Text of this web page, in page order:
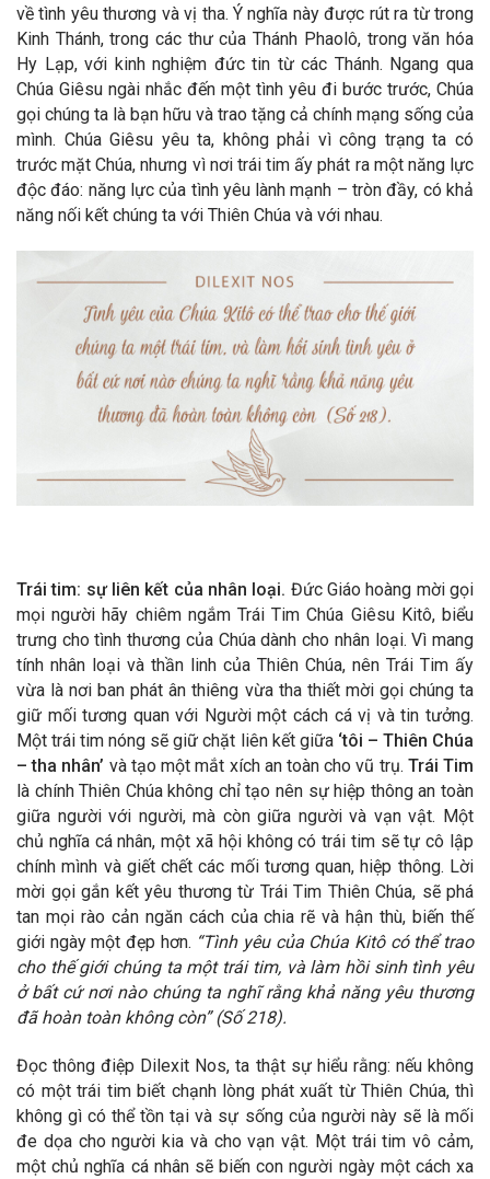
về tình yêu thương và vị tha. Ý nghĩa này được rút ra từ trong
Kinh Thánh, trong các thư của Thánh Phaolô, trong văn hóa
Hy Lạp, với kinh nghiệm đức tin từ các Thánh. Ngang qua
Chúa Giêsu ngài nhắc đến một tình yêu đi bước trước, Chúa
gọi chúng ta là bạn hữu và trao tặng cả chính mạng sống của
mình. Chúa Giêsu yêu ta, không phải vì công trạng ta có
trước mặt Chúa, nhưng vì nơi trái tim ấy phát ra một năng lực
độc đáo: năng lực của tình yêu lành mạnh – tròn đầy, có khả
năng nối kết chúng ta với Thiên Chúa và với nhau.
Trái tim: sự liên kết của nhân loại. Đức Giáo hoàng mời gọi
mọi người hãy chiêm ngắm Trái Tim Chúa Giêsu Kitô, biểu
trưng cho tình thương của Chúa dành cho nhân loại. Vì mang
tính nhân loại và thần linh của Thiên Chúa, nên Trái Tim ấy
vừa là nơi ban phát ân thiêng vừa tha thiết mời gọi chúng ta
giữ mối tương quan với Người một cách cá vị và tin tưởng.
Một trái tim nóng sẽ giữ chặt liên kết giữa ‘tôi – Thiên Chúa
– tha nhân’ và tạo một mắt xích an toàn cho vũ trụ. Trái Tim
là chính Thiên Chúa không chỉ tạo nên sự hiệp thông an toàn
giữa người với người, mà còn giữa người và vạn vật. Một
chủ nghĩa cá nhân, một xã hội không có trái tim sẽ tự cô lập
chính mình và giết chết các mối tương quan, hiệp thông. Lời
mời gọi gắn kết yêu thương từ Trái Tim Thiên Chúa, sẽ phá
tan mọi rào cản ngăn cách của chia rẽ và hận thù, biến thế
giới ngày một đẹp hơn. “Tình yêu của Chúa Kitô có thể trao
cho thế giới chúng ta một trái tim, và làm hồi sinh tình yêu
ở bất cứ nơi nào chúng ta nghĩ rằng khả năng yêu thương
đã hoàn toàn không còn” (Số 218).
Đọc thông điệp Dilexit Nos, ta thật sự hiểu rằng: nếu không
có một trái tim biết chạnh lòng phát xuất từ Thiên Chúa, thì
không gì có thể tồn tại và sự sống của người này sẽ là mối
đe dọa cho người kia và cho vạn vật. Một trái tim vô cảm,
một chủ nghĩa cá nhân sẽ biến con người ngày một cách xa